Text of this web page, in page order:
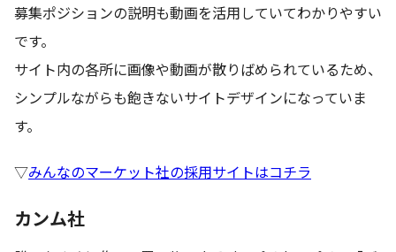
募集ポジションの説明も動画を活用していてわかりやすい
です。
サイト内の各所に画像や動画が散りばめられているため、
シンプルながらも飽きないサイトデザインになっていま
す。
▽みんなのマーケット社の採用サイトはコチラ
カンム社